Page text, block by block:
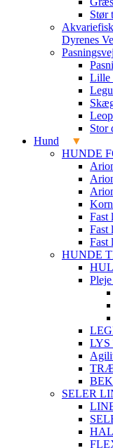
Stør
Dyrenes
Lille
Stor
Hund
HUNDE
Fast
Fast
Fast
HUNDE
LYS
SELER